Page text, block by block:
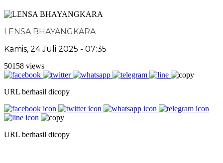
LENSA BHAYANGKARA
Kamis, 24 Juli 2025 - 07:35
50158 views
URL berhasil dicopy
URL berhasil dicopy